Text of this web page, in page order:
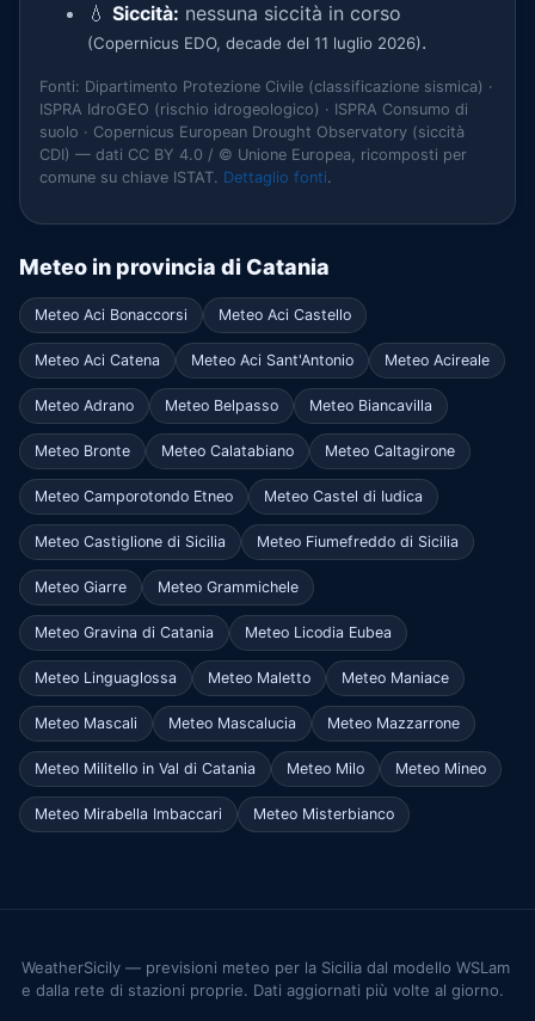
💧 Siccità: nessuna siccità in corso
(Copernicus EDO, decade del 11 luglio 2026).
Fonti: Dipartimento Protezione Civile (classificazione sismica) ·
ISPRA IdroGEO (rischio idrogeologico) · ISPRA Consumo di
suolo · Copernicus European Drought Observatory (siccità
CDI) — dati CC BY 4.0 / © Unione Europea, ricomposti per
comune su chiave ISTAT. Dettaglio fonti.
Meteo in provincia di Catania
Meteo Aci Bonaccorsi Meteo Aci Castello
Meteo Aci Catena Meteo Aci Sant'Antonio Meteo Acireale
Meteo Adrano Meteo Belpasso Meteo Biancavilla
Meteo Bronte Meteo Calatabiano Meteo Caltagirone
Meteo Camporotondo Etneo Meteo Castel di Iudica
Meteo Castiglione di Sicilia Meteo Fiumefreddo di Sicilia
Meteo Giarre Meteo Grammichele
Meteo Gravina di Catania Meteo Licodia Eubea
Meteo Linguaglossa Meteo Maletto Meteo Maniace
Meteo Mascali Meteo Mascalucia Meteo Mazzarrone
Meteo Militello in Val di Catania Meteo Milo Meteo Mineo
Meteo Mirabella Imbaccari Meteo Misterbianco
WeatherSicily — previsioni meteo per la Sicilia dal modello WSLam
e dalla rete di stazioni proprie. Dati aggiornati più volte al giorno.